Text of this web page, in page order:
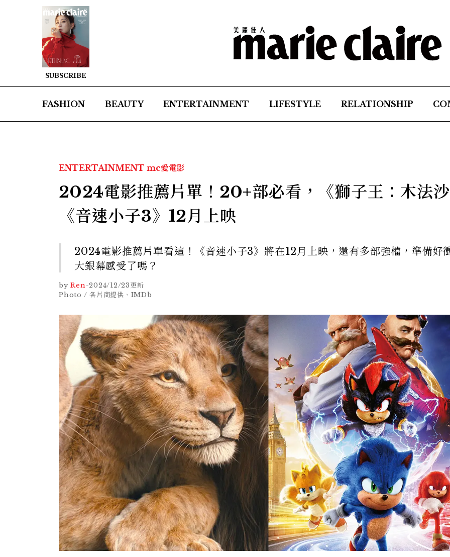
SUBSCRIBE
FASHION BEAUTY ENTERTAINMENT LIFESTYLE RELATIONSHIP
ENTERTAINMENT mc愛電影
2024電影推薦片單！20+部必看，《獅子王：木法
《音速小子3》12月上映
2024電影推薦片單看這！《音速小子3》將在12月上映，還有多部強檔，準備好
大銀幕感受了嗎？
by Ren-2024/12/23更新
Photo / 各片商提供、IMDb